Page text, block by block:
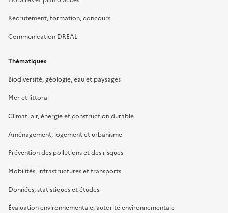
Recrutement, formation, concours
Communication DREAL
Thématiques
Biodiversité, géologie, eau et paysages
Mer et littoral
Climat, air, énergie et construction durable
Aménagement, logement et urbanisme
Prévention des pollutions et des risques
Mobilités, infrastructures et transports
Données, statistiques et études
Évaluation environnementale, autorité environnementale